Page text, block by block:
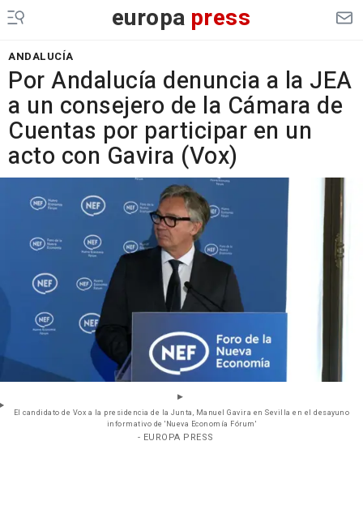
europa press
ANDALUCÍA
Por Andalucía denuncia a la JEA
a un consejero de la Cámara de
Cuentas por participar en un
acto con Gavira (Vox)
El candidato de Vox a la presidencia de la Junta, Manuel Gavira en Sevilla en el desayuno
informativo de 'Nueva Economía Fórum'
- EUROPA PRESS